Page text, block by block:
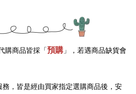
購商品皆採「預購」，若遇商品缺貨會
務，皆是經由買家指定選購商品後，安